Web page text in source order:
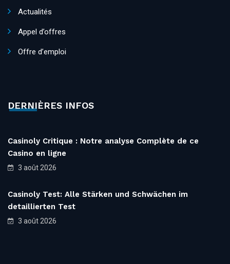
Actualités
Appel d’offres
Offre d’emploi
DERNIÈRES INFOS
Casinoly Critique : Notre analyse Complète de ce
Casino en ligne
3 août 2026
Casinoly Test: Alle Stärken und Schwächen im
detaillierten Test
3 août 2026